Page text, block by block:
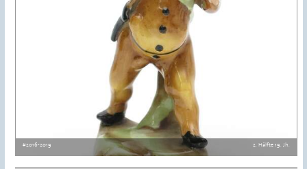
#2016-2019 2. Hälfte 19. Jh.